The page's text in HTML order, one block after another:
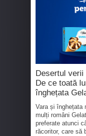
Desertul
De ce toată
înghețata
Vara și înghețata
mulți români
preferate atunci
răcoritor, care să